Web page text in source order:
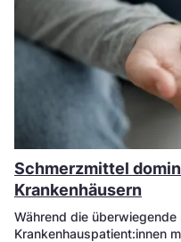
Schmerzmittel
Krankenhäusern
Während die überwiegende
Krankenhauspatient:innen